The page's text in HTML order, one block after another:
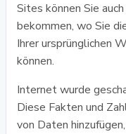
Sites können Sie
bekommen, wo Sie
Ihrer ursprünglichen
können.
Internet wurde
Diese Fakten und
von Daten